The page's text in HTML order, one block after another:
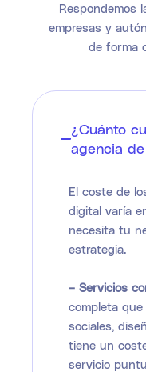
Respondemos
empresas y
de forma
¿Cuánto
agencia
El coste de
digital varía
necesita tu
estrategia.
– Servicios
completa que
sociales,
tiene un
servicio